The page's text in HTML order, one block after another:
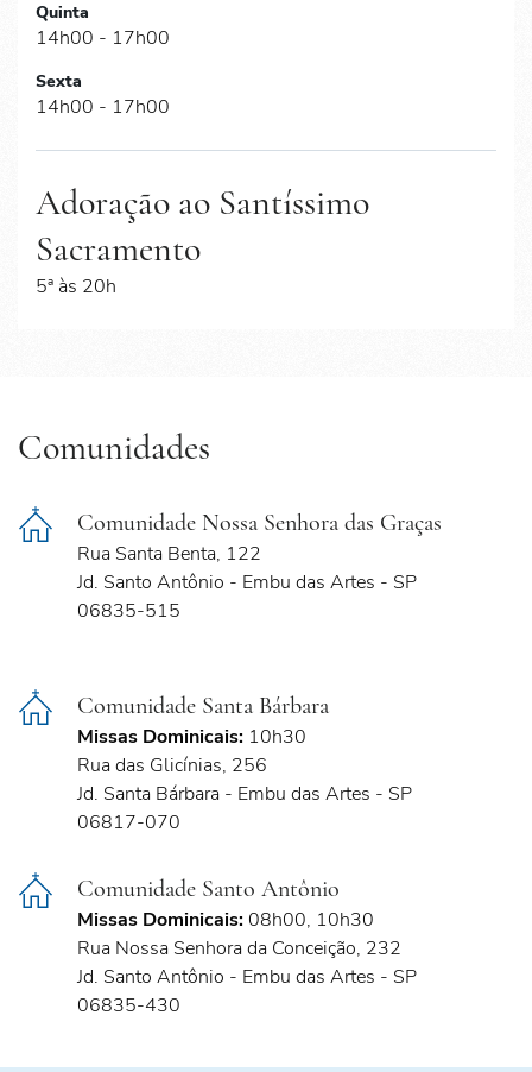
Quinta
14h00 - 17h00
Sexta
14h00 - 17h00
Adoração ao Santíssimo
Sacramento
5ª às 20h
Comunidades
Comunidade Nossa Senhora das Graças
Rua Santa Benta, 122
Jd. Santo Antônio - Embu das Artes - SP
06835-515
Comunidade Santa Bárbara
Missas Dominicais: 10h30
Rua das Glicínias, 256
Jd. Santa Bárbara - Embu das Artes - SP
06817-070
Comunidade Santo Antônio
Missas Dominicais: 08h00, 10h30
Rua Nossa Senhora da Conceição, 232
Jd. Santo Antônio - Embu das Artes - SP
06835-430